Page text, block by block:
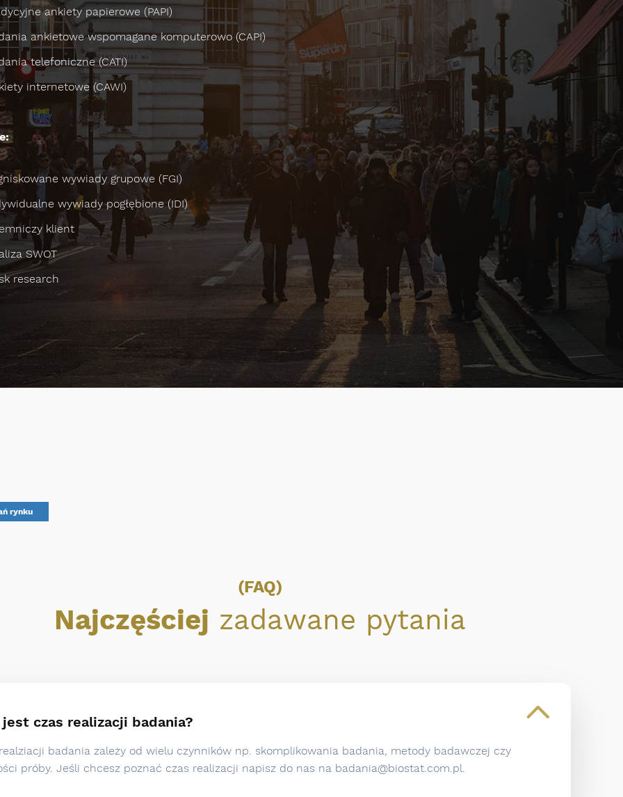
ankiety papierowe (PAPI)
ankietowe wspomagane komputerowo (CAPI)
telefoniczne (CATI)
internetowe (CAWI)
wywiady grupowe (FGI)
wywiady pogłębione (IDI)
klient
SWOT
research
rynku
(FAQ)
Najczęściej zadawane pytania
czas realizacji badania?
badania zależy od wielu czynników np. skomplikowania badania, metody badawczej czy
próby. Jeśli chcesz poznać czas realizacji napisz do nas na badania@biostat.com.pl.